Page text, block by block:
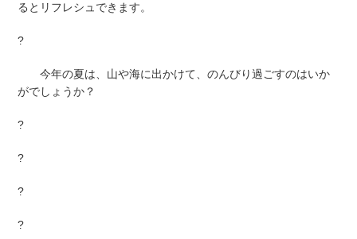
るとリフレシュできます。
?
今年の夏は、山や海に出かけて、のんびり過ごすのはいか
がでしょうか？
?
?
?
?